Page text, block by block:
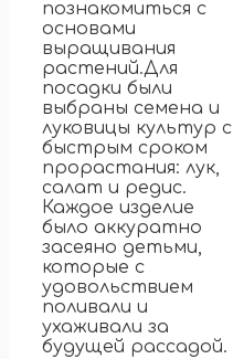
познакомиться с
основами
выращивания
растений.Для
посадки были
выбраны семена и
луковицы культур с
быстрым сроком
прорастания: лук,
салат и редис.
Каждое изделие
было аккуратно
засеяно детьми,
которые с
удовольствием
поливали и
ухаживали за
будущей рассадой.